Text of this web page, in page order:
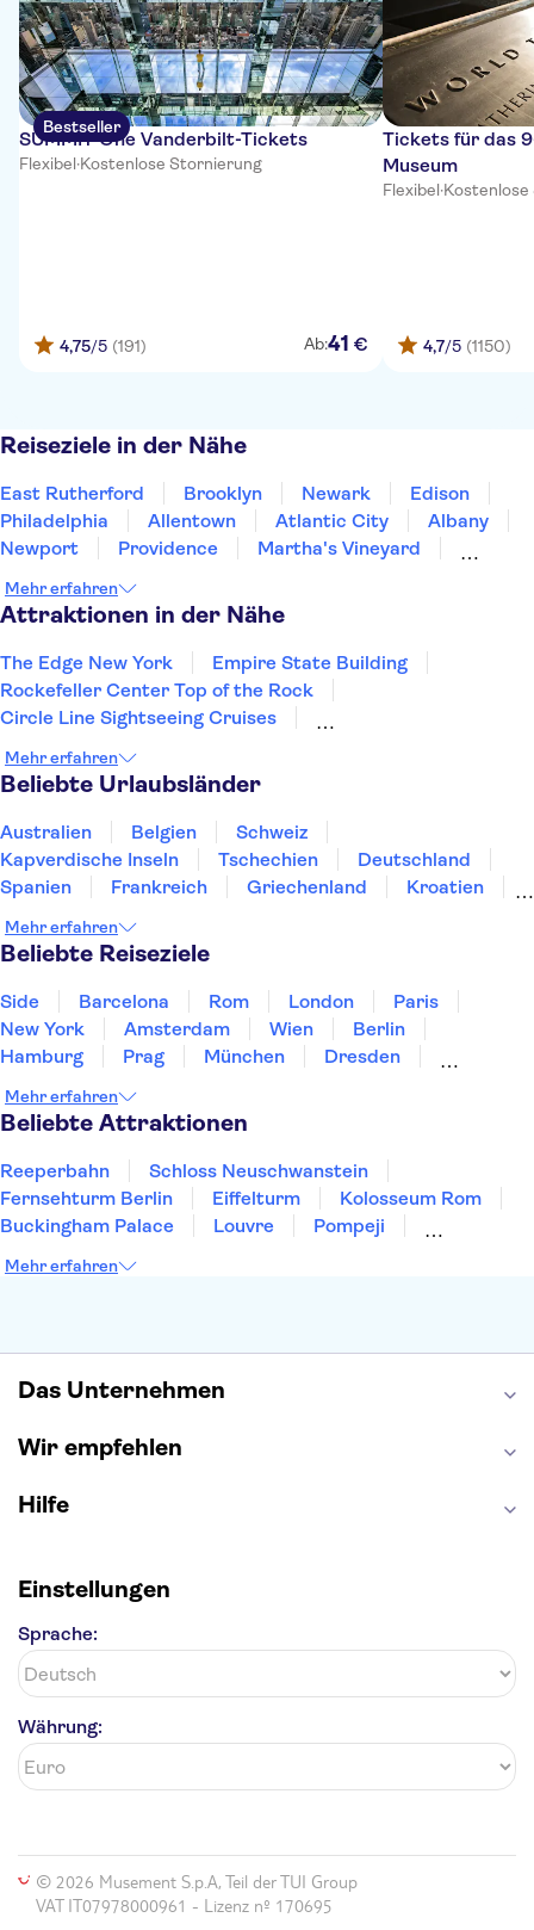
Bestseller
SUMMIT One Vanderbilt-Tickets
Flexibel·Kostenlose Stornierung
4,75/5 (191) Ab:41 €
Tickets für das
Museum
Flexibel·
4,7/5 (1150)
Reiseziele in der Nähe
East Rutherford Brooklyn Newark
Edison
Philadelphia
Allentown Atlantic City
Albany
Newport
Providence
Martha's Vineyard
Mehr erfahren
Attraktionen in der Nähe
The Edge New York
Empire State Building
Rockefeller Center Top of the Rock
Circle Line Sightseeing Cruises
Intrepid Sea, Air & Space Museum
One World Observatory
MoMA - Museum of Modern Art
Harlem
Yankee Stadium
St Patrick’s Cathedral
Madame Tussauds New York
Rockefeller Center
Mehr erfahren
Beliebte Urlaubsländer
Australien Belgien
Schweiz
Kapverdische Inseln
Tschechien
Deutschland
Spanien
Frankreich Griechenland
Kroatien
Norwegen
Polen
Mehr erfahren
Beliebte Reiseziele
Side Barcelona Rom London
Paris
New York
Amsterdam Wien
Berlin
Hamburg
Prag München
Dresden
Heidelberg
Bremen
Mehr erfahren
Beliebte Attraktionen
Reeperbahn
Schloss Neuschwanstein
Fernsehturm Berlin
Eiffelturm
Kolosseum Rom
Buckingham Palace
Louvre
Pompeji
Moulin Rouge
Mehr erfahren
Das Unternehmen
Wir empfehlen
Hilfe
Einstellungen
Sprache:
Währung:
© 2026 Musement S.p.A, Teil der TUI Group
VAT IT07978000961 - Lizenz nº 170695